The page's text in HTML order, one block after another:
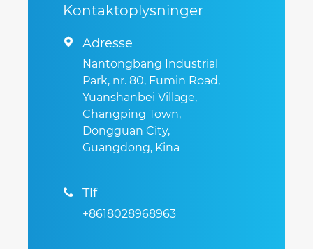
Kontaktoplysninger
 Adresse
Nantongbang Industrial
Park, nr. 80, Fumin Road,
Yuanshanbei Village,
Changping Town,
Dongguan City,
Guangdong, Kina
 Tlf
+8618028968963